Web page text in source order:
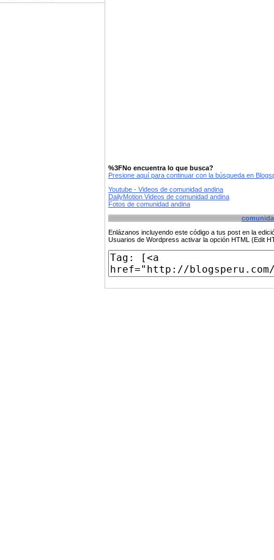
%3FNo encuentra lo que busca?
Presione aquí para continuar con la búsqueda en
Youtube - Videos de comunidad andina
DailyMotion Videos de comunidad andina
Fotos de comunidad andina
Enlázanos incluyendo este código a tus post en la
Usuarios de Wordpress activar la opción HTML (Edit